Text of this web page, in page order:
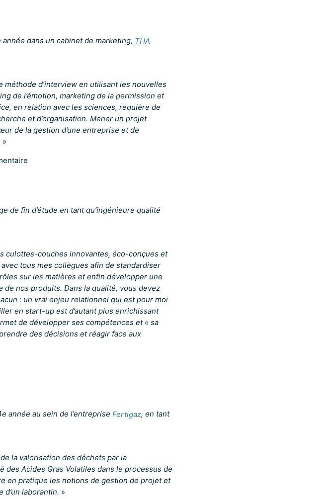
année dans un cabinet de marketing, THA
méthode d’interview en utilisant les nouvelles
de l’émotion, marketing de la permission et
en relation avec les sciences, requière de
et d’organisation. Mener un projet
de la gestion d’une entreprise et de
»
de fin d’étude en tant qu’ingénieure qualité
culottes-couches innovantes, éco-conçues et
tous mes collègues afin de standardiser
sur les matières et enfin développer une
de nos produits. Dans la qualité, vous devez
: un vrai enjeu relationnel qui est pour moi
en start-up est d’autant plus enrichissant
de développer ses compétences et « sa
des décisions et réagir face aux
année au sein de l’entreprise Fertigaz, en tant
la valorisation des déchets par la
des Acides Gras Volatiles dans le processus de
en pratique les notions de gestion de projet et
d’un laborantin. »